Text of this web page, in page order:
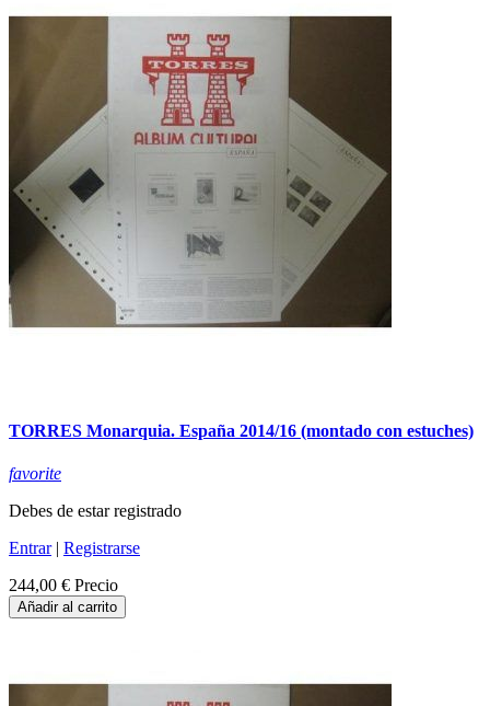
TORRES Monarquia. España 2014/16 (montado con estuches)
favorite
Debes de estar registrado
Entrar| Registrarse
244,00 € Precio
Añadir al carrito